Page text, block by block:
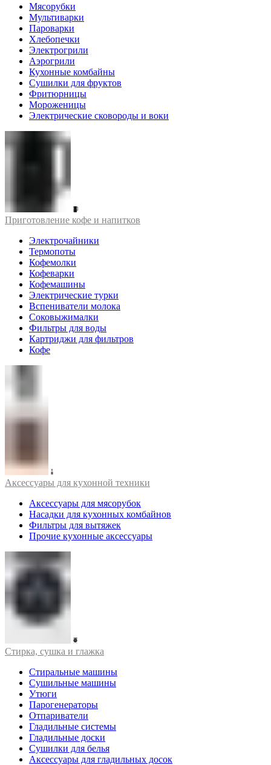
Мясорубки
Мультиварки
Пароварки
Хлебопечки
Электрогрили
Аэрогрили
Кухонные комбайны
Сушилки для фруктов
Фритюрницы
Мороженицы
Электрические сковороды и воки
Приготовление кофе и напитков
Электрочайники
Термопоты
Кофемолки
Кофеварки
Кофемашины
Электрические турки
Вспениватели молока
Соковыжималки
Фильтры для воды
Картриджи для фильтров
Кофе
Аксессуары для кухонной техники
Аксессуары для мясорубок
Насадки для кухонных комбайнов
Фильтры для вытяжек
Прочие кухонные аксессуары
Стирка, сушка и глажка
Стиральные машины
Сушильные машины
Утюги
Парогенераторы
Отпариватели
Гладильные системы
Гладильные доски
Сушилки для белья
Аксессуары для гладильных досок